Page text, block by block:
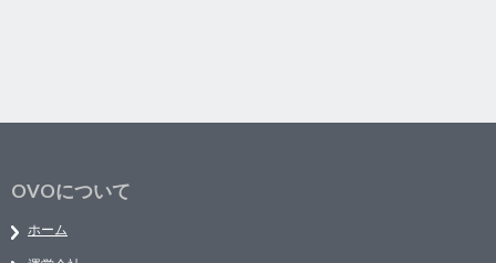
OVOについて
ホーム